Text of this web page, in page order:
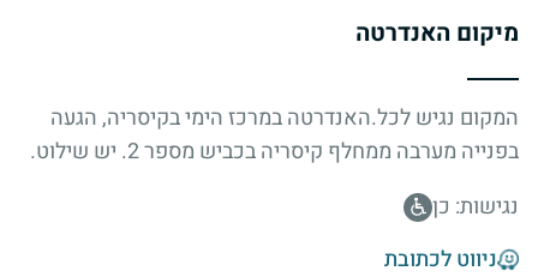
מיקום האנדרטה
המקום נגיש לכל.האנדרטה במרכז הימי בקיסריה, הגעה
בפנייה מערבה ממחלף קיסריה בכביש מספר 2. יש שילוט.
נגישות: כן
ניווט לכתובת